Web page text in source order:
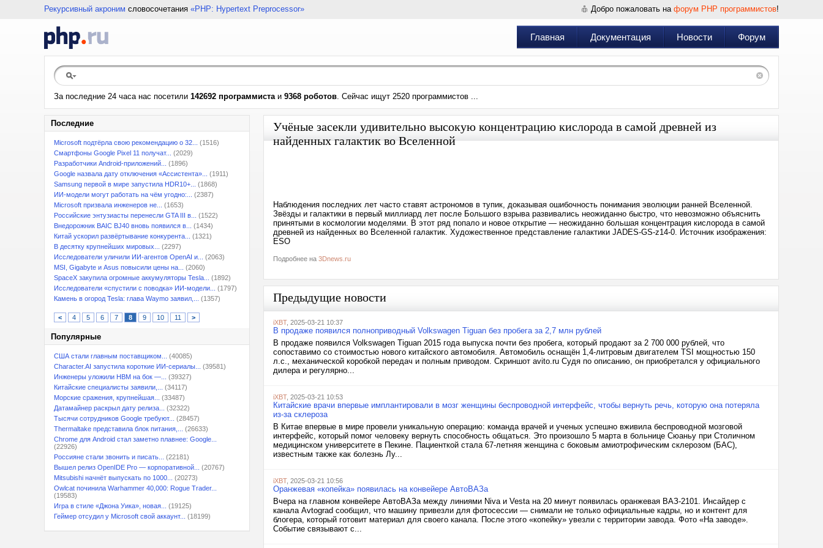
Рекурсивный акроним словосочетания «PHP: Hypertext Preprocessor» Добро пожаловать на форум PHP программистов!
Главная Документация Новости Форум
За последние 24 часа нас посетили 142692 программистаи 9368 роботов. Сейчас ищут 2520 программистов ...
Последние
Microsoft подтёрла свою рекомендацию о 32...
(1516)
Смартфоны Google Pixel 11 получат...
(2029)
Разработчики Android-приложений...
(1896)
Google назвала дату отключения «Ассистента»...
(1911)
Samsung первой в мире запустила HDR10+...
(1868)
ИИ-модели могут работать на чём угодно:...
(2387)
Microsoft призвала инженеров не...
(1653)
Российские энтузиасты перенесли GTA III в...
(1522)
Внедорожник BAIC BJ40 вновь появился в...
(1434)
Китай ускорил развёртывание конкурента...
(1321)
В десятку крупнейших мировых...
(2297)
Исследователи уличили ИИ-агентов OpenAI и...
(2063)
MSI, Gigabyte и Asus повысили цены на...
(2060)
SpaceX закупила огромные аккумуляторы Tesla...
(1892)
Исследователи «спустили с поводка» ИИ-модели...
(1797)
Камень в огород Tesla: глава Waymo заявил,...
(1357)
< 4 5 6 7 8 9 10 11 >
Популярные
США стали главным поставщиком...
(40085)
Character.AI запустила короткие ИИ-сериалы...
(39581)
Инженеры уложили HBM на бок —...
(39327)
Китайские специалисты заявили,...
(34117)
Морские сражения, крупнейшая...
(33487)
Датамайнер раскрыл дату релиза...
(32322)
Тысячи сотрудников Google требуют...
(28457)
Thermaltake представила блок питания,...
(26633)
Chrome для Android стал заметно плавнее: Google...
(22926)
Россияне стали звонить и писать...
(22181)
Вышел релиз OpenIDE Pro — корпоративной...
(20767)
Mitsubishi начнёт выпускать по 1000...
(20273)
Owlcat починила Warhammer 40,000: Rogue Trader...
(19583)
Игра в стиле «Джона Уика», новая...
(19125)
Геймер отсудил у Microsoft свой аккаунт...
(18199)
Учёные засекли удивительно высокую концентрацию кислорода в самой древней из
найденных галактик во Вселенной
Наблюдения последних лет часто ставят астрономов в тупик, доказывая ошибочность понимания эволюции ранней Вселенной.
Звёзды и галактики в первый миллиард лет после Большого взрыва развивались неожиданно быстро, что невозможно объяснить
принятыми в космологии моделями. В этот ряд попало и новое открытие — неожиданно большая концентрация кислорода в самой
древней из найденных во Вселенной галактик. Художественное представление галактики JADES-GS-z14-0. Источник изображения:
ESO
Подробнее на 3Dnews.ru
Предыдущие новости
iXBT, 2025-03-21 10:37
В продаже появился полноприводный Volkswagen Tiguan без пробега за 2,7 млн рублей
В продаже появился Volkswagen Tiguan 2015 года выпуска почти без пробега, который продают за 2 700 000 рублей, что
сопоставимо со стоимостью нового китайского автомобиля. Автомобиль оснащён 1,4-литровым двигателем TSI мощностью 150
л.с., механической коробкой передач и полным приводом. Скриншот avito.ru Судя по описанию, он приобретался у официального
дилера и регулярно...
iXBT, 2025-03-21 10:53
Китайские врачи впервые имплантировали в мозг женщины беспроводной интерфейс, чтобы вернуть речь, которую она потеряла
из-за склероза
В Китае впервые в мире провели уникальную операцию: команда врачей и ученых успешно вживила беспроводной мозговой
интерфейс, который помог человеку вернуть способность общаться. Это произошло 5 марта в больнице Сюаньу при Столичном
медицинском университете в Пекине. Пациенткой стала 67-летняя женщина с боковым амиотрофическим склерозом (БАС),
известным также как болезнь Лу...
iXBT, 2025-03-21 10:56
Оранжевая «копейка» появилась на конвейере АвтоВАЗа
Вчера на главном конвейере АвтоВАЗа между линиями Niva и Vesta на 20 минут появилась оранжевая ВАЗ-2101. Инсайдер с
канала Avtograd сообщил, что машину привезли для фотосессии — снимали не только официальные кадры, но и контент для
блогера, который готовит материал для своего канала. После этого «копейку» увезли с территории завода. Фото «На заводе».
Событие связывают с...